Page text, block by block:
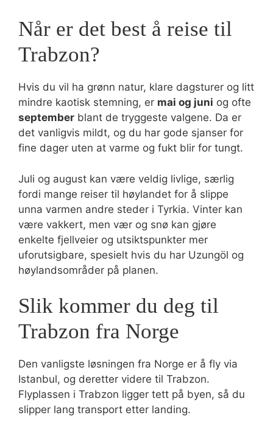
Når er det best å reise til
Trabzon?
Hvis du vil ha grønn natur, klare dagsturer og litt
mindre kaotisk stemning, er mai og juni og ofte
september blant de tryggeste valgene. Da er
det vanligvis mildt, og du har gode sjanser for
fine dager uten at varme og fukt blir for tungt.
Juli og august kan være veldig livlige, særlig
fordi mange reiser til høylandet for å slippe
unna varmen andre steder i Tyrkia. Vinter kan
være vakkert, men vær og snø kan gjøre
enkelte fjellveier og utsiktspunkter mer
uforutsigbare, spesielt hvis du har Uzungöl og
høylandsområder på planen.
Slik kommer du deg til
Trabzon fra Norge
Den vanligste løsningen fra Norge er å fly via
Istanbul, og deretter videre til Trabzon.
Flyplassen i Trabzon ligger tett på byen, så du
slipper lang transport etter landing.